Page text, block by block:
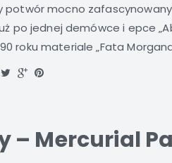
potwór mocno
po jednej demówce i epce
roku materiale „Fata
– Mercurial